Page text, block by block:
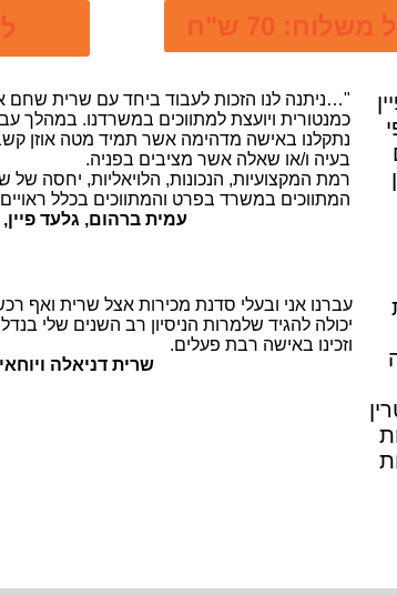
70 ש"ח
"…ניתנה לנו הזכות לעבוד ביחד עם שרית
כמנטורית ויועצת למתווכים במשרדנו. במהלך
נתקלנו באישה מדהימה אשר תמיד מטה אוזן
בעיה ו/או שאלה אשר מציבים בפניה.
רמת המקצועיות, הנכונות, הלויאליות, יחסה של
המתווכים במשרד בפרט והמתווכים בכלל
עמית ברהום, גלעד פיין,
עברנו אני ובעלי סדנת מכירות אצל שרית ואף
יכולה להגיד שלמרות הניסיון רב השנים שלי
וזכינו באישה רבת פעלים.
שרית דניאלה